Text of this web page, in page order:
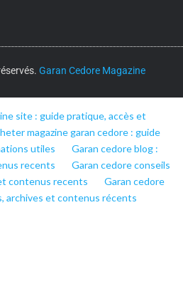
Garan Cedore Magazine
site : guide pratique, accès et
magazine garan cedore : guide
utiles
Garan cedore blog :
recents
Garan cedore conseils
contenus recents
Garan cedore
archives et contenus récents